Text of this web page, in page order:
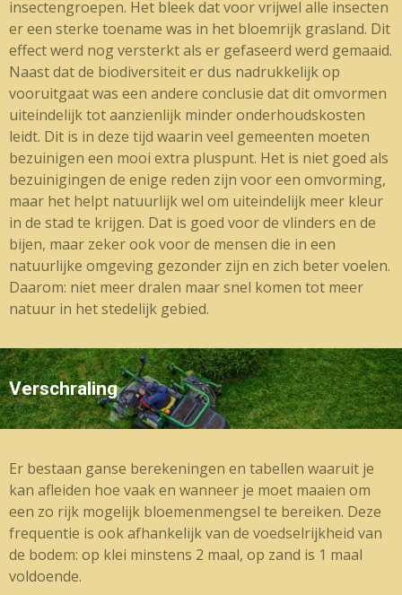
insectengroepen. Het bleek dat voor vrijwel alle insecten
er een sterke toename was in het bloemrijk grasland. Dit
effect werd nog versterkt als er gefaseerd werd gemaaid.
Naast dat de biodiversiteit er dus nadrukkelijk op
vooruitgaat was een andere conclusie dat dit omvormen
uiteindelijk tot aanzienlijk minder onderhoudskosten
leidt. Dit is in deze tijd waarin veel gemeenten moeten
bezuinigen een mooi extra pluspunt. Het is niet goed als
bezuinigingen de enige reden zijn voor een omvorming,
maar het helpt natuurlijk wel om uiteindelijk meer kleur
in de stad te krijgen. Dat is goed voor de vlinders en de
bijen, maar zeker ook voor de mensen die in een
natuurlijke omgeving gezonder zijn en zich beter voelen.
Daarom: niet meer dralen maar snel komen tot meer
natuur in het stedelijk gebied.
Verschraling
Er bestaan ganse berekeningen en tabellen waaruit je
kan afleiden hoe vaak en wanneer je moet maaien om
een zo rijk mogelijk bloemenmengsel te bereiken. Deze
frequentie is ook afhankelijk van de voedselrijkheid van
de bodem: op klei minstens 2 maal, op zand is 1 maal
voldoende.